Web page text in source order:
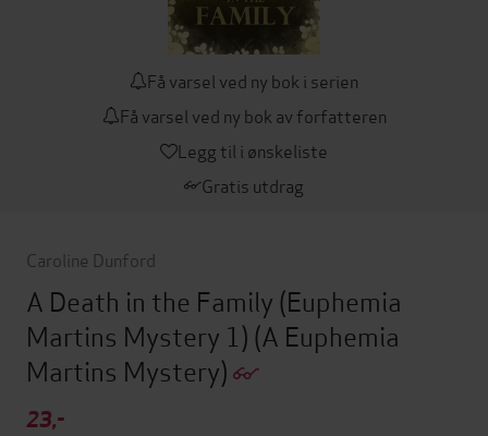
Få varsel ved ny bok i serien
Få varsel ved ny bok av forfatteren
Legg til i ønskeliste
Gratis utdrag
Caroline Dunford
A Death in the Family (Euphemia
Martins Mystery 1) (A Euphemia
Martins Mystery)
23,-